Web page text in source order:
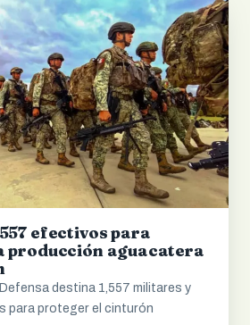
efectivos para
producción aguacatera
destina 1,557 militares y
para proteger el cinturón